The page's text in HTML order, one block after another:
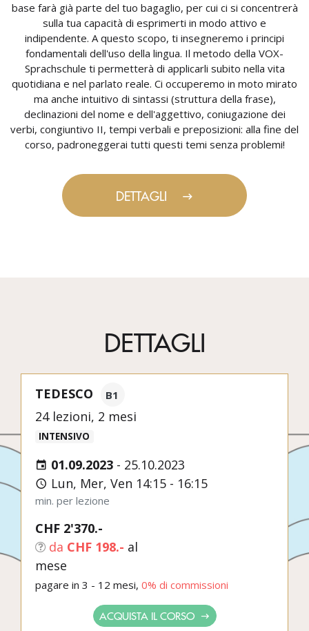
base farà già parte del tuo bagaglio, per cui ci si concentrerà
sulla tua capacità di esprimerti in modo attivo e
indipendente. A questo scopo, ti insegneremo i principi
fondamentali dell'uso della lingua. Il metodo della VOX-
Sprachschule ti permetterà di applicarli subito nella vita
quotidiana e nel parlato reale. Ci occuperemo in moto mirato
ma anche intuitivo di sintassi (struttura della frase),
declinazioni del nome e dell'aggettivo, coniugazione dei
verbi, congiuntivo II, tempi verbali e preposizioni: alla fine del
corso, padroneggerai tutti questi temi senza problemi!
DETTAGLI
DETTAGLI
TEDESCO B1
24 lezioni, 2 mesi
INTENSIVO
01.09.2023 - 25.10.2023
Lun, Mer, Ven 14:15 - 16:15
min. per lezione
CHF 2'370.-
da CHF 198.- al
mese
pagare in 3 - 12 mesi, 0% di commissioni
ACQUISTA IL CORSO